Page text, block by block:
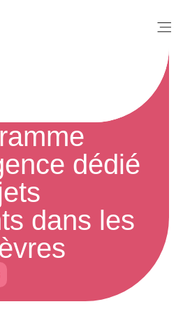
dédié
dans les